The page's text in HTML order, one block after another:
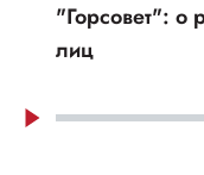
"Горсовет": о
лиц